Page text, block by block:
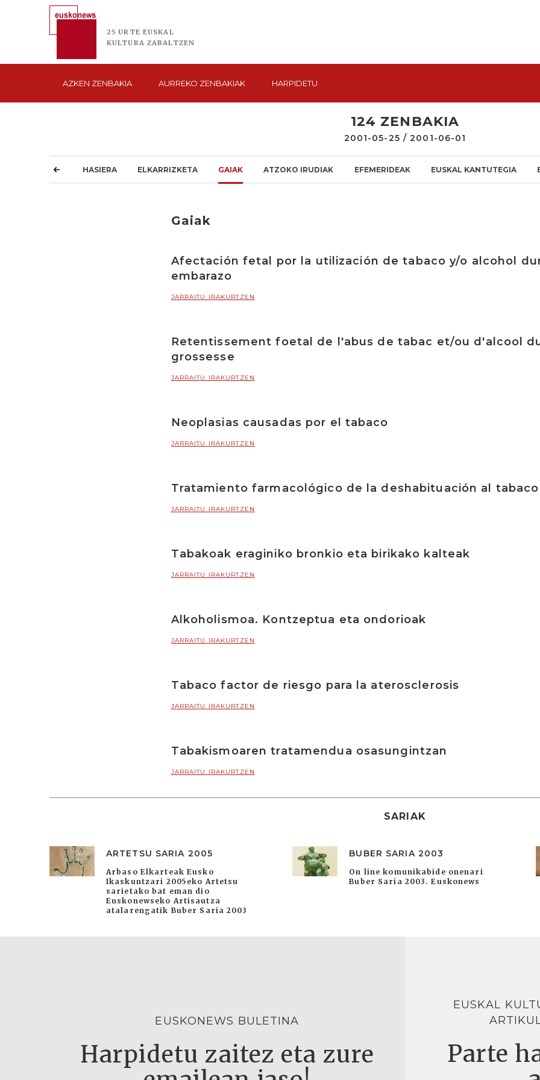
25 URTE EUSKAL
KULTURA ZABALTZEN
AZKEN ZENBAKIA AURREKO ZENBAKIAK HARPIDETU
124 ZENBAKIA
2001-05-25 / 2001-06-01
HASIERA ELKARRIZKETA GAIAK ATZOKO IRUDIAK EFEMERIDEAK EUSKAL KANTUTEGIA
Gaiak
Afectación fetal por la utilización de tabaco y/o alcohol
embarazo
JARRAITU IRAKURTZEN
Retentissement foetal de l'abus de tabac et/ou d'alcool
grossesse
JARRAITU IRAKURTZEN
Neoplasias causadas por el tabaco
JARRAITU IRAKURTZEN
Tratamiento farmacológico de la deshabituación al tabaco
JARRAITU IRAKURTZEN
Tabakoak eraginiko bronkio eta birikako kalteak
JARRAITU IRAKURTZEN
Alkoholismoa. Kontzeptua eta ondorioak
JARRAITU IRAKURTZEN
Tabaco factor de riesgo para la aterosclerosis
JARRAITU IRAKURTZEN
Tabakismoaren tratamendua osasungintzan
JARRAITU IRAKURTZEN
SARIAK
ARTETSU SARIA 2005
Arbaso Elkarteak Eusko
Ikaskuntzari 2005eko Artetsu
sarietako bat eman dio
Euskonewseko Artisautza
atalarengatik Buber Saria 2003
BUBER SARIA 2003
On line komunikabide onenari
Buber Saria 2003. Euskonews
EUSKONEWS BULETINA
Harpidetu zaitez eta zure
EUSKAL
Parte